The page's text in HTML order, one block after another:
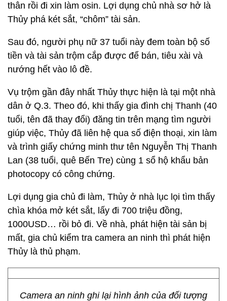
thân rồi đi xin làm osin. Lợi dụng chủ nhà sơ hở là
Thủy phá két sắt, “chôm” tài sản.
Sau đó, người phụ nữ 37 tuổi này đem toàn bộ số
tiền và tài sản trộm cắp được để bán, tiêu xài và
nướng hết vào lô đề.
Vụ trộm gần đây nhất Thủy thực hiện là tại một nhà
dân ở Q.3. Theo đó, khi thấy gia đình chị Thanh (40
tuổi, tên đã thay đổi) đăng tin trên mạng tìm người
giúp việc, Thủy đã liên hệ qua số điện thoại, xin làm
và trình giấy chứng minh thư tên Nguyễn Thị Thanh
Lan (38 tuổi, quê Bến Tre) cùng 1 sổ hộ khẩu bản
photocopy có công chứng.
Lợi dụng gia chủ đi làm, Thủy ở nhà lục lọi tìm thấy
chìa khóa mở két sắt, lấy đi 700 triệu đồng,
1000USD… rồi bỏ đi. Về nhà, phát hiện tài sản bị
mất, gia chủ kiểm tra camera an ninh thì phát hiện
Thủy là thủ phạm.
Camera an ninh ghi lại hình ảnh của đối tượng